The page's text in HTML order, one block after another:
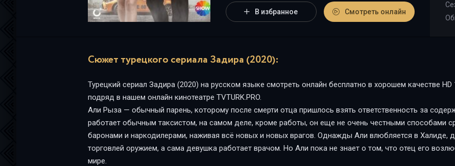
В избранное Смотреть онлайн
Сюжет турецкого сериала Задира (2020):
Турецкий сериал Задира (2020) на русском языке смотреть онлайн бесплатно в хорошем качестве HD
подряд в нашем онлайн кинотеатре TVTURK.PRO.
Али Рыза — обычный парень, которому после смерти отца пришлось взять ответственность за
работает обычным таксистом, на самом деле, кроме работы, он еще не очень честными способами
баронами и наркодилерами, наживая всё новых и новых врагов. Однажды Али влюбляется в Халиде,
торговлей оружием, а сама девушка работает врачом. Но Али пока не знает о том, что отец его
мире.